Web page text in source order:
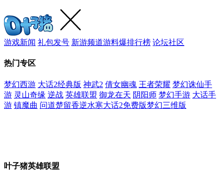
游戏新闻 礼包发号 新游频道游料爆排行榜 论坛社区
热门专区
梦幻西游 大话2经典版 神武2 倩女幽魂 王者荣耀 梦幻诛仙手
游 灵山奇缘 逆战 英雄联盟 御龙在天 阴阳师 梦幻手游 大话手
游 镇魔曲 问道楚留香逆水寒大话2免费版梦幻三维版
叶子猪英雄联盟